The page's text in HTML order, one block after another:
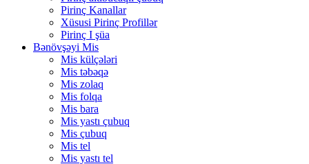
Pirinç Kanallar
Xüsusi Pirinç Profillər
Pirinç I şüa
Bənövşəyi Mis
Mis külçələri
Mis təbəqə
Mis zolaq
Mis folqa
Mis bara
Mis yastı çubuq
Mis çubuq
Mis tel
Mis yastı tel